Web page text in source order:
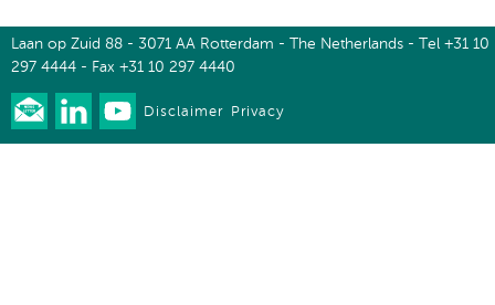
Laan op Zuid 88 - 3071 AA Rotterdam - The Netherlands - Tel +31 10
297 4444 - Fax +31 10 297 4440
Disclaimer Privacy